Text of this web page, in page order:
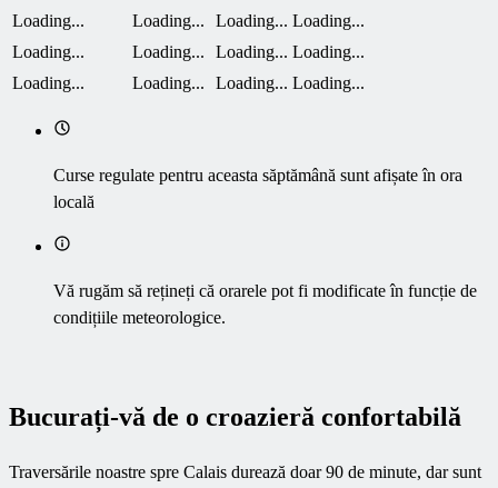
Loading...
Loading... Loading... Loading...
Loading...
Loading... Loading... Loading...
Loading...
Loading... Loading... Loading...
Curse regulate pentru aceasta săptămână sunt afișate în ora
locală
Vă rugăm să rețineți că orarele pot fi modificate în funcție de
condițiile meteorologice.
Bucurați-vă de o croazieră confortabilă
Traversările noastre spre Calais durează doar 90 de minute, dar sunt